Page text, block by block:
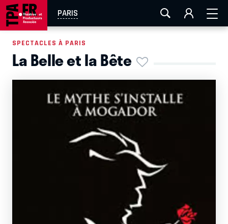
PARIS
AIX-MARSEILLE LA ROCHELLE
EN TOURNÉE
SPECTACLES À PARIS
La Belle et la Bête